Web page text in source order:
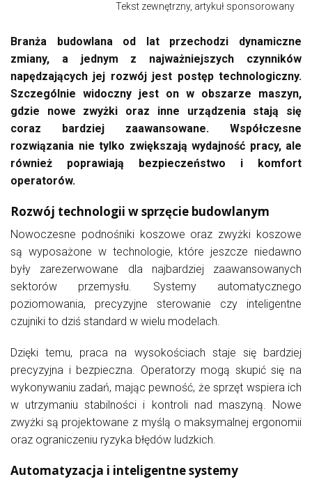
Tekst zewnętrzny, artykuł sponsorowany
Branża budowlana od lat przechodzi dynamiczne
zmiany, a jednym z najważniejszych czynników
napędzających jej rozwój jest postęp technologiczny.
Szczególnie widoczny jest on w obszarze maszyn,
gdzie nowe zwyżki oraz inne urządzenia stają się
coraz bardziej zaawansowane. Współczesne
rozwiązania nie tylko zwiększają wydajność pracy, ale
również poprawiają bezpieczeństwo i komfort
operatorów.
Rozwój technologii w sprzęcie budowlanym
Nowoczesne podnośniki koszowe oraz zwyżki koszowe
są wyposażone w technologie, które jeszcze niedawno
były zarezerwowane dla najbardziej zaawansowanych
sektorów przemysłu. Systemy automatycznego
poziomowania, precyzyjne sterowanie czy inteligentne
czujniki to dziś standard w wielu modelach.
Dzięki temu, praca na wysokościach staje się bardziej
precyzyjna i bezpieczna. Operatorzy mogą skupić się na
wykonywaniu zadań, mając pewność, że sprzęt wspiera ich
w utrzymaniu stabilności i kontroli nad maszyną. Nowe
zwyżki są projektowane z myślą o maksymalnej ergonomii
oraz ograniczeniu ryzyka błędów ludzkich.
Automatyzacja i inteligentne systemy